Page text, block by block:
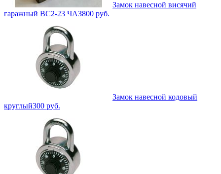
Замок навесной висячий
гаражный ВС2-23 ЧАЗ800 руб.
Замок навесной кодовый
круглый300 руб.